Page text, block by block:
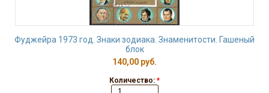
Фуджейра 1973 год. Знаки зодиака. Знаменитости. Гашеный
блок
140,00 руб.
Количество: *